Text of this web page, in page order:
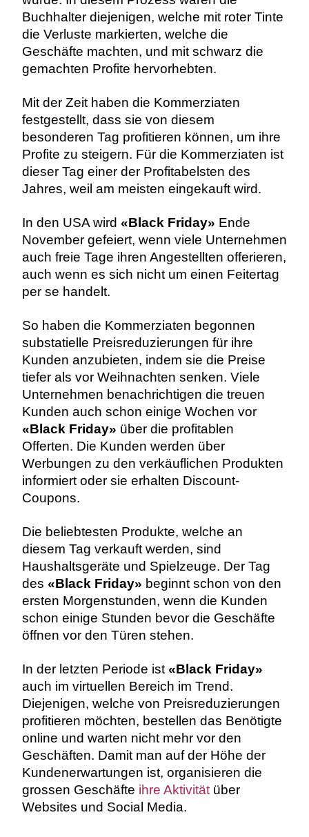
Buchhalter diejenigen, welche mit roter Tinte
die Verluste markierten, welche die
Geschäfte machten, und mit schwarz die
gemachten Profite hervorhebten.
Mit der Zeit haben die Kommerziaten
festgestellt, dass sie von diesem
besonderen Tag profitieren können, um ihre
Profite zu steigern. Für die Kommerziaten ist
dieser Tag einer der Profitabelsten des
Jahres, weil am meisten eingekauft wird.
In den USA wird «Black Friday» Ende
November gefeiert, wenn viele Unternehmen
auch freie Tage ihren Angestellten offerieren,
auch wenn es sich nicht um einen Feitertag
per se handelt.
So haben die Kommerziaten begonnen
substatielle Preisreduzierungen für ihre
Kunden anzubieten, indem sie die Preise
tiefer als vor Weihnachten senken. Viele
Unternehmen benachrichtigen die treuen
Kunden auch schon einige Wochen vor
«Black Friday» über die profitablen
Offerten. Die Kunden werden über
Werbungen zu den verkäuflichen Produkten
informiert oder sie erhalten Discount-
Coupons.
Die beliebtesten Produkte, welche an
diesem Tag verkauft werden, sind
Haushaltsgeräte und Spielzeuge. Der Tag
des «Black Friday» beginnt schon von den
ersten Morgenstunden, wenn die Kunden
schon einige Stunden bevor die Geschäfte
öffnen vor den Türen stehen.
In der letzten Periode ist «Black Friday»
auch im virtuellen Bereich im Trend.
Diejenigen, welche von Preisreduzierungen
profitieren möchten, bestellen das Benötigte
online und warten nicht mehr vor den
Geschäften. Damit man auf der Höhe der
Kundenerwartungen ist, organisieren die
grossen Geschäfte ihre Aktivität über
Websites und Social Media.